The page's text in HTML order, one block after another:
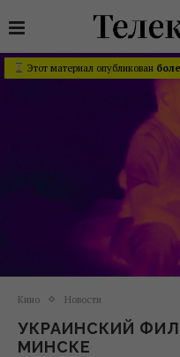
Этот материал опубликован
Кино Новости
УКРАИНСКИЙ
МИНСКЕ